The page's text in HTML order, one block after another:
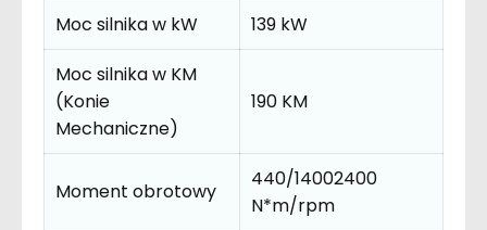
Moc silnika w kW
139 kW
Moc silnika w KM
(Konie
Mechaniczne)
190 KM
Moment obrotowy
440/14002400
N*m/rpm